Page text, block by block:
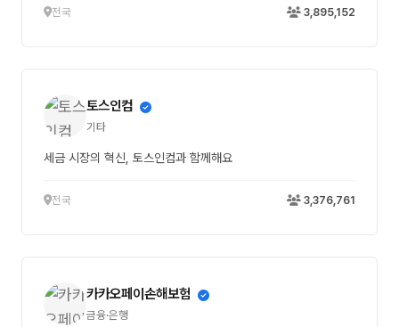
전국 3,895,152
토스인컴
기타
세금 시장의 혁신, 토스인컴과 함께해요
전국 3,376,761
카카오페이손해보험
금융·은행